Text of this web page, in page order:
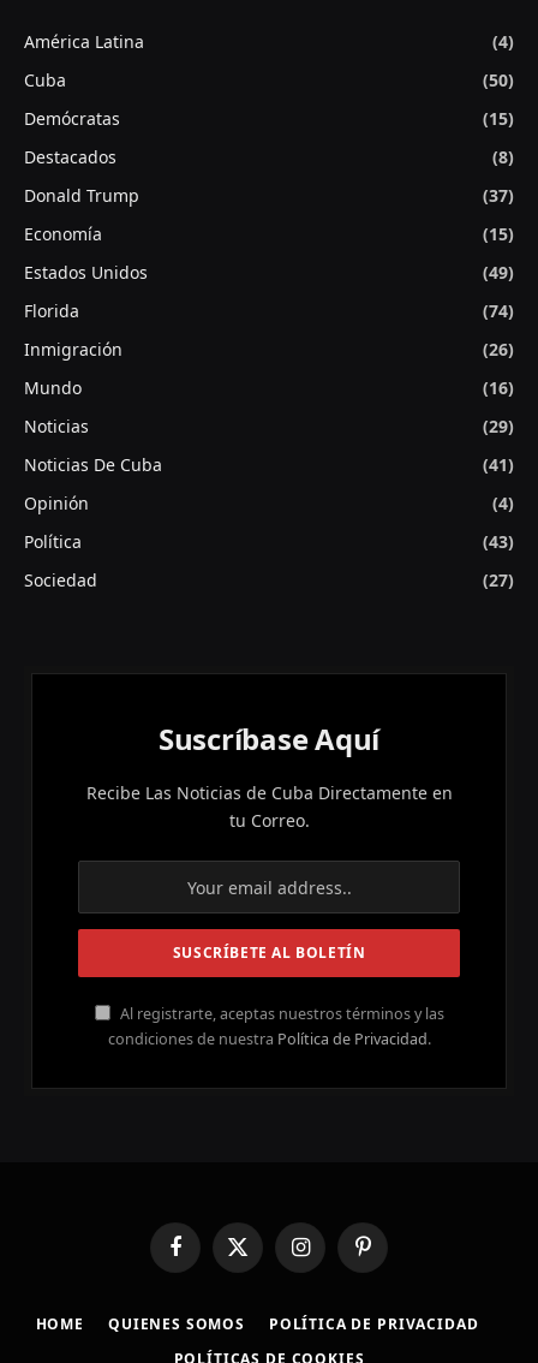
América Latina
(4)
Cuba
(50)
Demócratas
(15)
Destacados
(8)
Donald Trump
(37)
Economía
(15)
Estados Unidos
(49)
Florida
(74)
Inmigración
(26)
Mundo
(16)
Noticias
(29)
Noticias De Cuba
(41)
Opinión
(4)
Política
(43)
Sociedad
(27)
Suscríbase Aquí
Recibe Las Noticias de Cuba Directamente en
tu Correo.
Al registrarte, aceptas nuestros términos y las
condiciones de nuestra Política de Privacidad.
FacebookX
(Twitter)
InstagramPinterest
HOME QUIENES SOMOS
POLÍTICA DE PRIVACIDAD